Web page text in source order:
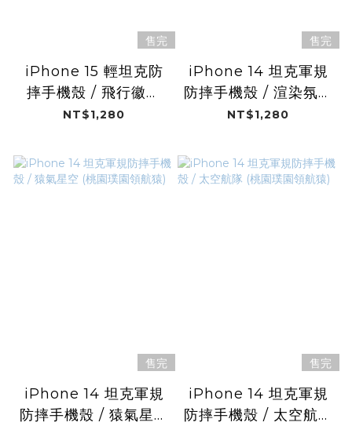
售完
iPhone 15 輕坦克防
摔手機殼 / 飛行徽章
(桃園璞園領航猿)
NT$1,280
售完
iPhone 14 坦克軍規
防摔手機殼 / 渲染氛圍
(桃園璞園領航猿)
NT$1,280
售完
iPhone 14 坦克軍規
防摔手機殼 / 猿氣星空
售完
iPhone 14 坦克軍規
防摔手機殼 / 太空航隊